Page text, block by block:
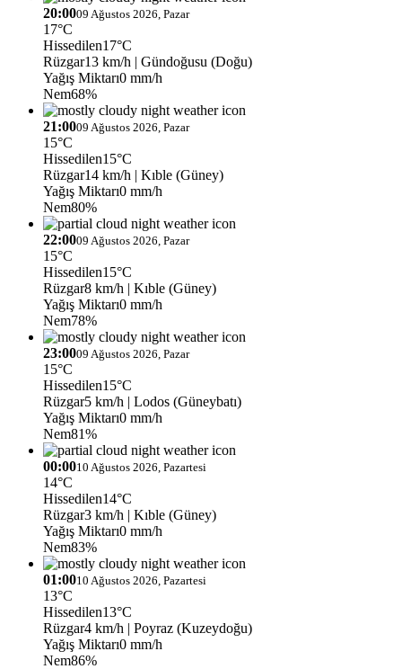
20:0009 Ağustos 2026, Pazar
17°C
Hissedilen17°C
Rüzgar13 km/h | Gündoğusu (Doğu)
Yağış Miktarı0 mm/h
Nem68%
21:0009 Ağustos 2026, Pazar
15°C
Hissedilen15°C
Rüzgar14 km/h | Kıble (Güney)
Yağış Miktarı0 mm/h
Nem80%
22:0009 Ağustos 2026, Pazar
15°C
Hissedilen15°C
Rüzgar8 km/h | Kıble (Güney)
Yağış Miktarı0 mm/h
Nem78%
23:0009 Ağustos 2026, Pazar
15°C
Hissedilen15°C
Rüzgar5 km/h | Lodos (Güneybatı)
Yağış Miktarı0 mm/h
Nem81%
00:0010 Ağustos 2026, Pazartesi
14°C
Hissedilen14°C
Rüzgar3 km/h | Kıble (Güney)
Yağış Miktarı0 mm/h
Nem83%
01:0010 Ağustos 2026, Pazartesi
13°C
Hissedilen13°C
Rüzgar4 km/h | Poyraz (Kuzeydoğu)
Yağış Miktarı0 mm/h
Nem86%